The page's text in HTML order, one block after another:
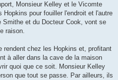
Monsieur Kelley et le Vicomte
pour fouiller l'endroit et l'autre
et du Docteur Cook, vont se
raison.
rendent chez les Hopkins et, profitant
à aller dans la cave de la maison
quoi que ce soit. Monsieur Kelley
que tout se passe. Par ailleurs, ils